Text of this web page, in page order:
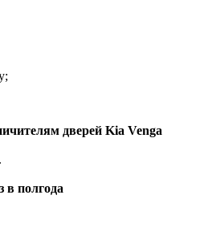
дверей Kia Venga
в полгода